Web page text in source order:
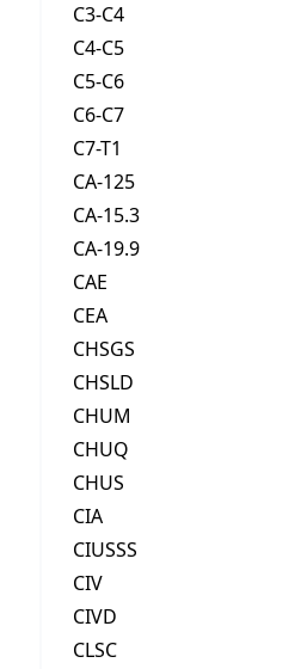
C3-C4
C4-C5
C5-C6
C6-C7
C7-T1
CA-125
CA-15.3
CA-19.9
CAE
CEA
CHSGS
CHSLD
CHUM
CHUQ
CHUS
CIA
CIUSSS
CIV
CIVD
CLSC